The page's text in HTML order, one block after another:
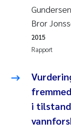
Erling
Heleen
Pierre
Richard
Asle
Bror
Rapport
2015
i